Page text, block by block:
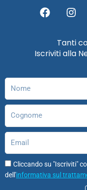
F
a
b
o
k
I
n
t
a
g
a
Tanti
Iscriviti alla
Cliccando su "Iscriviti"
dell'informativa sul